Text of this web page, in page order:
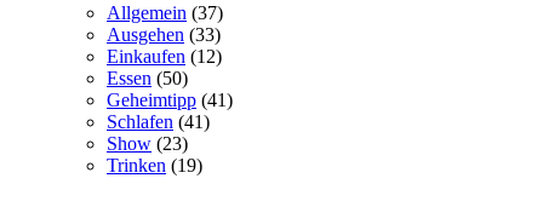
Allgemein (37)
Ausgehen (33)
Einkaufen (12)
Essen (50)
Geheimtipp (41)
Schlafen (41)
Show (23)
Trinken (19)